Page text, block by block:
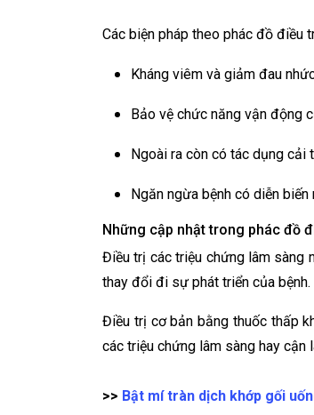
Các biện pháp theo phác đồ điều
Kháng viêm và giảm đau
Bảo vệ chức năng vận động
Ngoài ra còn có tác dụng cải
Ngăn ngừa bệnh có diễn
Những cập nhật trong phác đồ
Điều trị các triệu chứng lâm sàng
thay đổi đi sự phát triển của bệnh.
Điều trị cơ bản bằng thuốc thấp
các triệu chứng lâm sàng hay cận
>> Bật mí tràn dịch khớp gối